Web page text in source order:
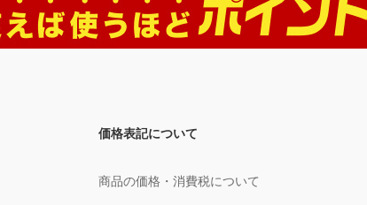
価格表記について
商品の価格・消費税について